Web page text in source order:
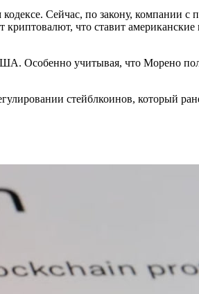
Сейчас, по закону, компании с
что ставит
Особенно учитывая, что Морено
стейблкоинов, который